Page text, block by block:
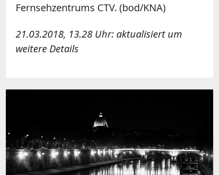
Fernsehzentrums CTV. (bod/KNA)
21.03.2018, 13.28 Uhr: aktualisiert um
weitere Details